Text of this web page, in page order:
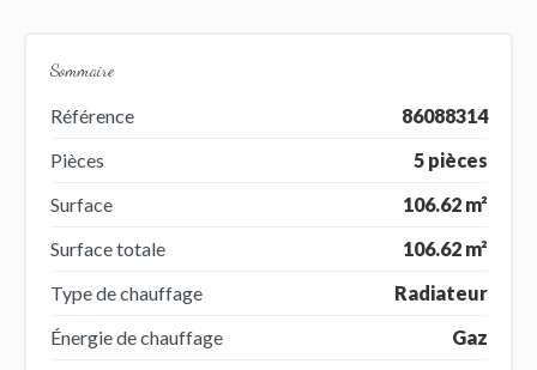
Sommaire
Référence
86088314
Pièces
5 pièces
Surface
106.62 m²
Surface totale
106.62 m²
Type de chauffage
Radiateur
Énergie de chauffage
Gaz